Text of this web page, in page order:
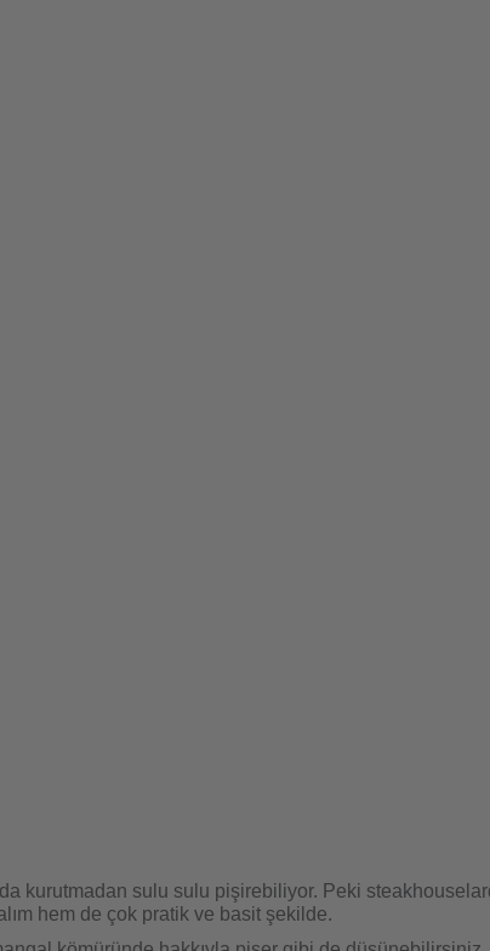
kurutmadan sulu sulu pişirebiliyor. Peki
hem de çok pratik ve basit şekilde.